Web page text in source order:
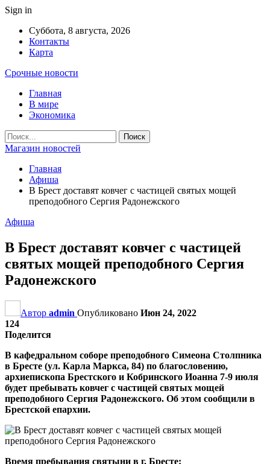
Sign in
Суббота, 8 августа, 2026
Контакты
Карта
Срочные новости
Главная
В мире
Экономика
Магазин новостей
Главная
Афиша
В Брест доставят ковчег с частицей святых мощей
преподобного Сергия Радонежского
Афиша
В Брест доставят ковчег с частицей
святых мощей преподобного Сергия
Радонежского
Автор admin Опубликовано Июн 24, 2022
124
Поделится
В кафедральном соборе преподобного Симеона Столпника
в Бресте (ул. Карла Маркса, 84) по благословению,
архиепископа Брестского и Кобринского Иоанна 7-9 июля
будет пребывать ковчег с частицей святых мощей
преподобного Сергия Радонежского. Об этом сообщили в
Брестской епархии.
Время пребывания святыни в г. Бресте: